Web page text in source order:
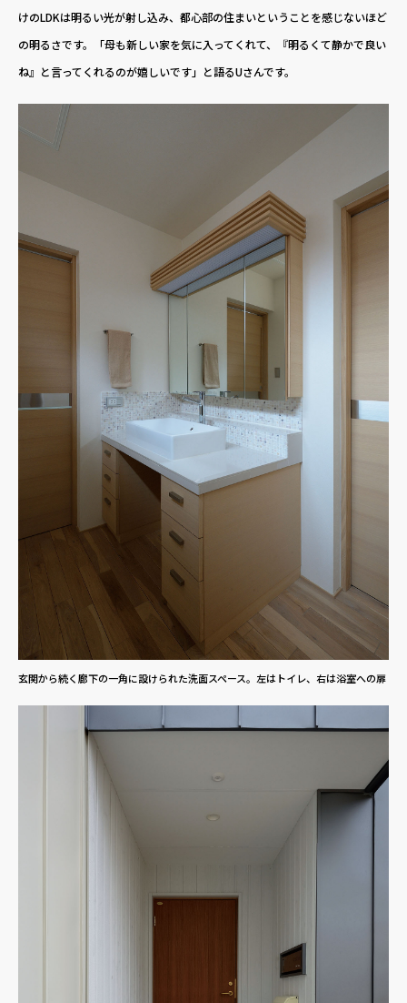
けのLDKは明るい光が射し込み、都心部の住まいということを感じないほど
の明るさです。「母も新しい家を気に入ってくれて、『明るくて静かで良い
ね』と言ってくれるのが嬉しいです」と語るUさんです。
玄関から続く廊下の一角に設けられた洗面スペース。左はトイレ、右は浴室への扉